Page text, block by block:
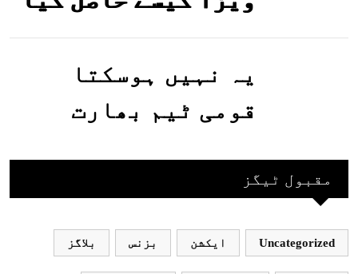
جاسکتا ہے؟جانیے
یہ نہیں ہوسکتا
قومی ٹیم بھارت
بھارتی ٹیم پاکستانمقبول ٹیگز
Uncategorized ایکشن بزنس بلاگز